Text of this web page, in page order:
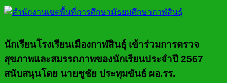
นักเรียนโรงเรียนเมืองกาฬสินธุ์ เข้าร่วมการตรวจ
สุขภาพและสมรรถภาพของนักเรียนประจำปี 2567
สนับสนุนโดย นายชูชัย ประทุมขันธ์ ผอ.รร.